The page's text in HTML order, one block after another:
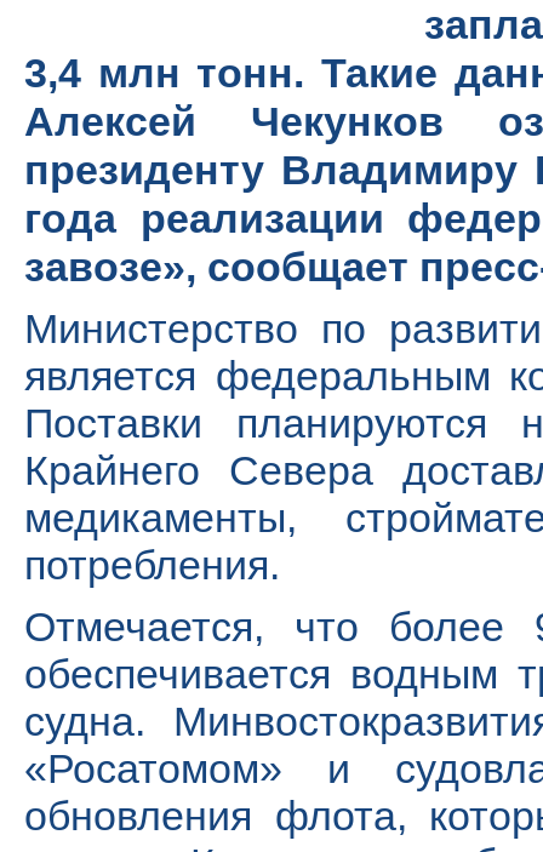
3,4 млн тонн. Такие
Алексей Чекунков
президенту Владимиру
года реализации
завозе», сообщает
Министерство по
является федеральным
Поставки
Крайнего Севера
медикаменты,
потребления.
Отмечается, что более
обеспечивается водным
судна.
«Росатомом» и
обновления флота,